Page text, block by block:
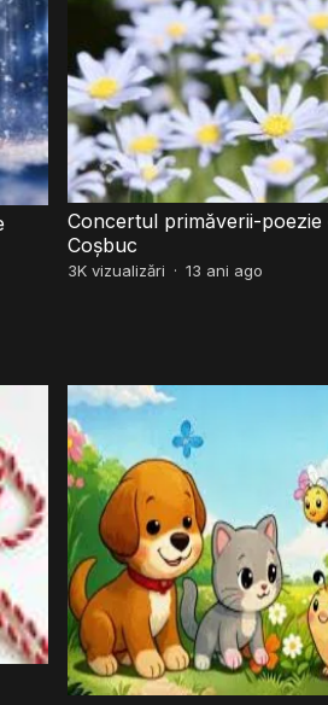
Concertul primăverii-poezie de George
Coșbuc
3Kvizualizări · 13 ani ago